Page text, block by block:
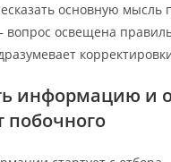
основную мысль
вопрос освещена
информацию и
побочного